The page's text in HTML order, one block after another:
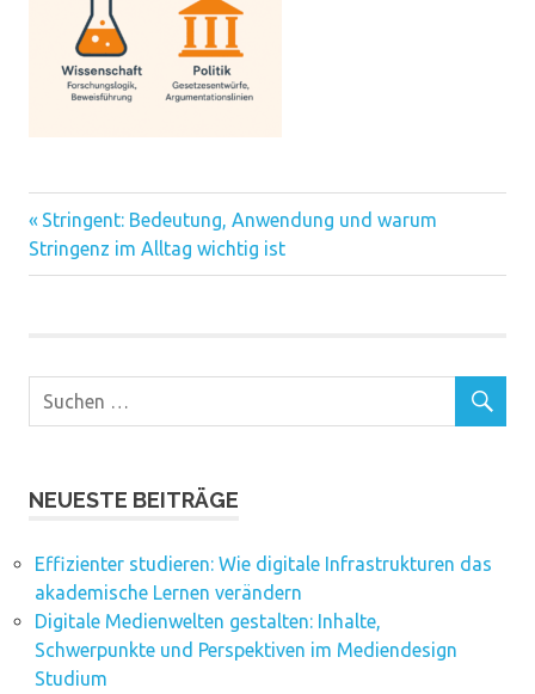
Beitragsnavigation
Vorheriger
Beitrag:
Stringent: Bedeutung, Anwendung und warum
Stringenz im Alltag wichtig ist
NEUESTE BEITRÄGE
Effizienter studieren: Wie digitale Infrastrukturen das
akademische Lernen verändern
Digitale Medienwelten gestalten: Inhalte,
Schwerpunkte und Perspektiven im Mediendesign
Studium